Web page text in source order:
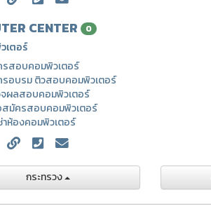
CENTER 0
เตอร์
สอบคอมพิวเตอร์
อบรม ติวสอบคอมพิวเตอร์
ผลสอบคอมพิวเตอร์
มัครสอบคอมพิวเตอร์
าห้องคอมพิวเตอร์
กระทรวง